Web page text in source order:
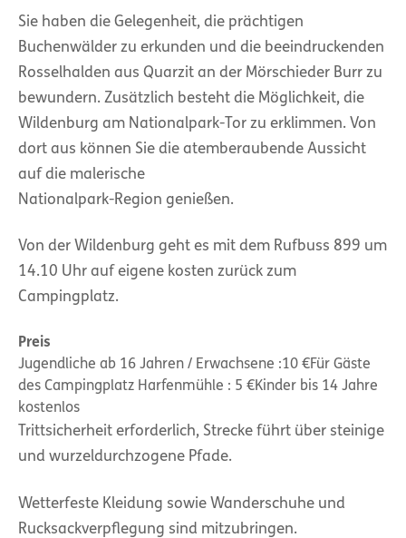
Sie haben die Gelegenheit, die prächtigen
Buchenwälder zu erkunden und die beeindruckenden
Rosselhalden aus Quarzit an der Mörschieder Burr zu
bewundern. Zusätzlich besteht die Möglichkeit, die
Wildenburg am Nationalpark-Tor zu erklimmen. Von
dort aus können Sie die atemberaubende Aussicht
auf die malerische
Nationalpark-Region genießen.
Von der Wildenburg geht es mit dem Rufbuss 899 um
14.10 Uhr auf eigene kosten zurück zum
Campingplatz.
Preis
Jugendliche ab 16 Jahren / Erwachsene :10 €Für Gäste
des Campingplatz Harfenmühle : 5 €Kinder bis 14 Jahre
kostenlos
Trittsicherheit erforderlich, Strecke führt über steinige
und wurzeldurchzogene Pfade.
Wetterfeste Kleidung sowie Wanderschuhe und
Rucksackverpflegung sind mitzubringen.